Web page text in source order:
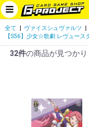
全て ヴァイスシュヴァルツ
【S56】少女☆歌劇 レヴュース
32件の商品が見つかり